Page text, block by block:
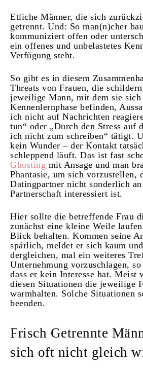
Etliche Männer, die sich
getrennt. Und: So man(n)cher
kommuniziert offen oder
ein offenes und unbelastetes
Verfügung steht.
So gibt es in diesem
Threats von Frauen, die
jeweilige Mann, mit dem sie
Kennenlernphase befinden,
ich nicht auf Nachrichten
tun“ oder „Durch den Stress auf
ich nicht zum schreiben“ tätigt.
kein Wunder – der Kontakt
schleppend läuft. Das ist fast
Ghosting mit Ansage und man
Phantasie, um sich vorzustellen,
Datingpartner nicht sonderlich
Partnerschaft interessiert ist.
Hier sollte die betreffende Frau
zunächst eine kleine Weile
Blick behalten. Kommen seine
spärlich, meldet er sich kaum
dergleichen, mal ein weiteres
Unternehmung vorzuschlagen,
dass er kein Interesse hat. Meist
diesen Situationen die jeweilige
warmhalten. Solche Situationen
beenden.
Frisch Getrennte
sich oft nicht gleich